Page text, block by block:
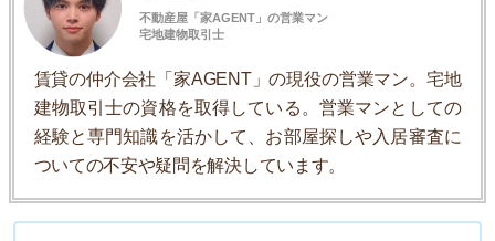
不動産屋「家AGENT」の営業マン
宅地建物取引士
賃貸の仲介会社「家AGENT」の現役の営業マン。宅地
建物取引士の資格を取得している。営業マンとしての
経験と専門知識を活かして、お部屋探しや入居審査に
ついての不安や疑問を解決しています。